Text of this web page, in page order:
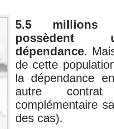
5.5 millions
possèdent
dépendance.
de cette
la dépendance
autre
complémentaire
des cas).